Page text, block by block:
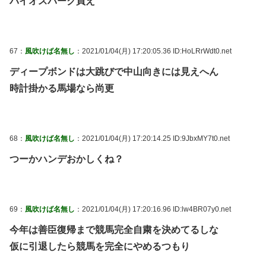
67： 風吹けば名無し ：2021/01/04(月) 17:20:05.36 ID:HoLRrWdt0.net
ディープボンドは大跳びで中山向きには見えへん
時計掛かる馬場なら尚更
68： 風吹けば名無し ：2021/01/04(月) 17:20:14.25 ID:9JbxMY7t0.net
つーかハンデおかしくね？
69： 風吹けば名無し ：2021/01/04(月) 17:20:16.96 ID:lw4BR07y0.net
今年は善臣復帰まで競馬完全自粛を決めてるしな
仮に引退したら競馬を完全にやめるつもり